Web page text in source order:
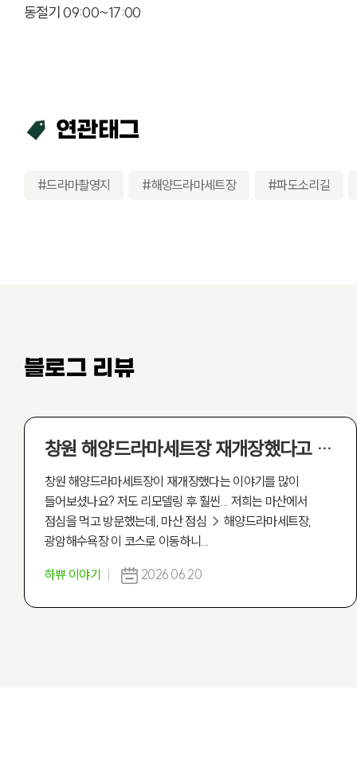
동절기 09:00~17:00
연관태그
#드라마촬영지 #해양드라마세트장 #파도소리길
블로그 리뷰
창원 해양드라마세트장 재개장했다고 해서 아기랑 가봤더니
창원 해양드라마세트장이 재개장했다는 이야기를 많이
들어보셨나요? 저도 리모델링 후 훨씬... 저희는 마산에서
점심을 먹고 방문했는데, 마산 점심 → 해양드라마세트장,
광암해수욕장 이 코스로 이동하니...
하쀼 이야기 2026.06.20